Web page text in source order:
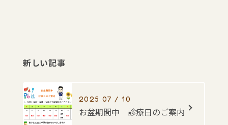
新しい記事
2025 07 / 10
お盆期間中 診療日のご案内